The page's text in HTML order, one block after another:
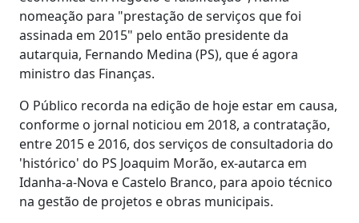
nomeação para "prestação de serviços que foi
assinada em 2015" pelo então presidente da
autarquia, Fernando Medina (PS), que é agora
ministro das Finanças.
O Público recorda na edição de hoje estar em causa,
conforme o jornal noticiou em 2018, a contratação,
entre 2015 e 2016, dos serviços de consultadoria do
'histórico' do PS Joaquim Morão, ex-autarca em
Idanha-a-Nova e Castelo Branco, para apoio técnico
na gestão de projetos e obras municipais.